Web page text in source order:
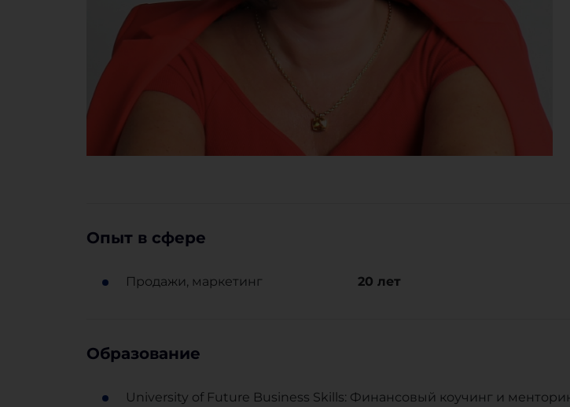
Опыт в сфере
Продажи, маркетинг 20 лет
Образование
University of Future Business Skills: Финансовый коучинг и